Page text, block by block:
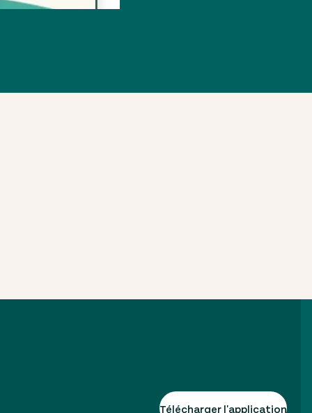
Télécharger l'application